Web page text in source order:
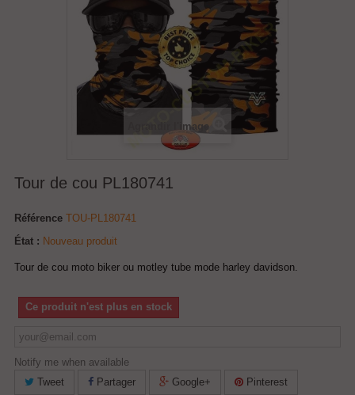
Agrandir l'image
Tour de cou PL180741
Référence TOU-PL180741
État : Nouveau produit
Tour de cou moto biker ou motley tube mode harley davidson.
Ce produit n'est plus en stock
Notify me when available
Tweet
Partager Google+ Pinterest